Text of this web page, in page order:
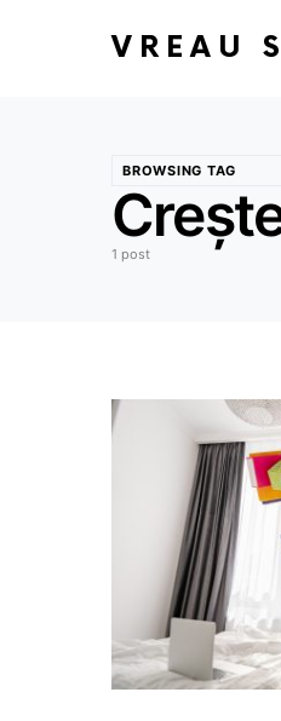
VREAU
BROWSING TAG
1 post